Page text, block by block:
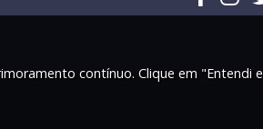
contínuo. Clique em "Entendi e